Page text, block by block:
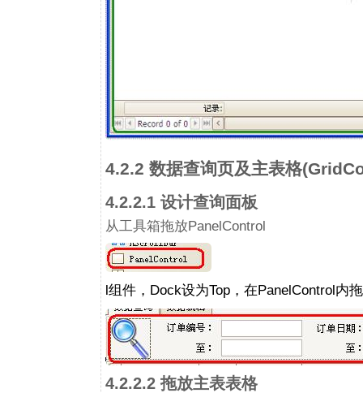
4.2.2 数据查询页及主表格
4.2.2.1 设计查询面板
从工具箱拖放PanelControl
l组件，Dock设为Top，在PanelControl内
4.2.2.2 拖放主表表格